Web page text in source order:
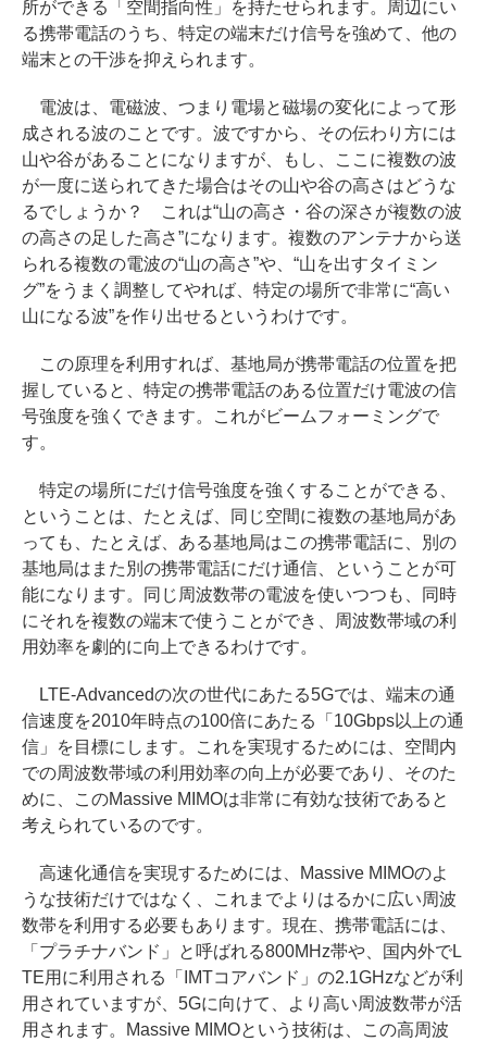
所ができる「空間指向性」を持たせられます。周辺にい
る携帯電話のうち、特定の端末だけ信号を強めて、他の
端末との干渉を抑えられます。
電波は、電磁波、つまり電場と磁場の変化によって形
成される波のことです。波ですから、その伝わり方には
山や谷があることになりますが、もし、ここに複数の波
が一度に送られてきた場合はその山や谷の高さはどうな
るでしょうか？ これは“山の高さ・谷の深さが複数の波
の高さの足した高さ”になります。複数のアンテナから送
られる複数の電波の“山の高さ”や、“山を出すタイミン
グ”をうまく調整してやれば、特定の場所で非常に“高い
山になる波”を作り出せるというわけです。
この原理を利用すれば、基地局が携帯電話の位置を把
握していると、特定の携帯電話のある位置だけ電波の信
号強度を強くできます。これがビームフォーミングで
す。
特定の場所にだけ信号強度を強くすることができる、
ということは、たとえば、同じ空間に複数の基地局があ
っても、たとえば、ある基地局はこの携帯電話に、別の
基地局はまた別の携帯電話にだけ通信、ということが可
能になります。同じ周波数帯の電波を使いつつも、同時
にそれを複数の端末で使うことができ、周波数帯域の利
用効率を劇的に向上できるわけです。
LTE-Advancedの次の世代にあたる5Gでは、端末の通
信速度を2010年時点の100倍にあたる「10Gbps以上の通
信」を目標にします。これを実現するためには、空間内
での周波数帯域の利用効率の向上が必要であり、そのた
めに、このMassive MIMOは非常に有効な技術であると
考えられているのです。
高速化通信を実現するためには、Massive MIMOのよ
うな技術だけではなく、これまでよりはるかに広い周波
数帯を利用する必要もあります。現在、携帯電話には、
「プラチナバンド」と呼ばれる800MHz帯や、国内外でL
TE用に利用される「IMTコアバンド」の2.1GHzなどが利
用されていますが、5Gに向けて、より高い周波数帯が活
用されます。Massive MIMOという技術は、この高周波